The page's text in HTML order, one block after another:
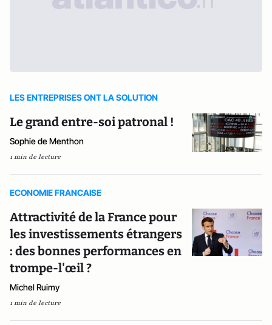
LES ENTREPRISES ONT LA SOLUTION
Le grand entre-soi patronal !
Sophie de Menthon
1 min de lecture
ECONOMIE FRANCAISE
Attractivité de la France pour
les investissements étrangers
: des bonnes performances en
trompe-l'œil ?
Michel Ruimy
1 min de lecture